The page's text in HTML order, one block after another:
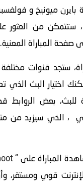
بايرن ميونيخ و
، ستتمكن من العثور
صفحة المباراة المعنية.
ستجد قنوات مختلفة
اختيار البث
للبث، بعض الروابط
، الذي سيزيد من
المباراة على “yallashoot
قوي ومستقر،